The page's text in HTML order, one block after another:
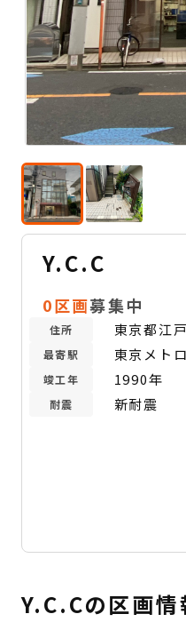
Y.C.C
0区画募集中
住所 東京都江
最寄駅 東京メト
竣工年 1990年
耐震 新耐震
Y.C.Cの区画情